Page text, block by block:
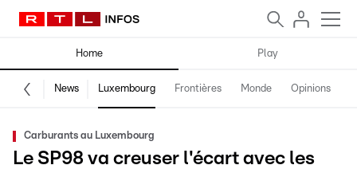
Home Play
News Luxembourg Frontières Monde Opinions
Carburants au Luxembourg
Le SP98 va creuser l'écart avec les